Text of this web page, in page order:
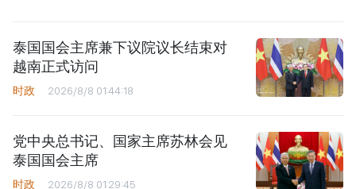
党中央总书记、国家主席苏林会见
推动越澳全面战略伙伴关系迈向新